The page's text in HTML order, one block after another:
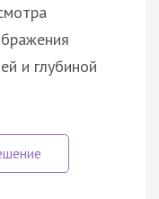
и глубиной